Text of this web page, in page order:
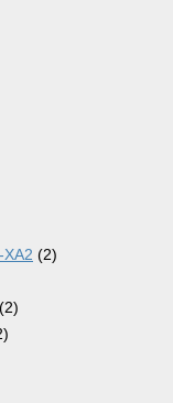
XA2 (2)
(2)